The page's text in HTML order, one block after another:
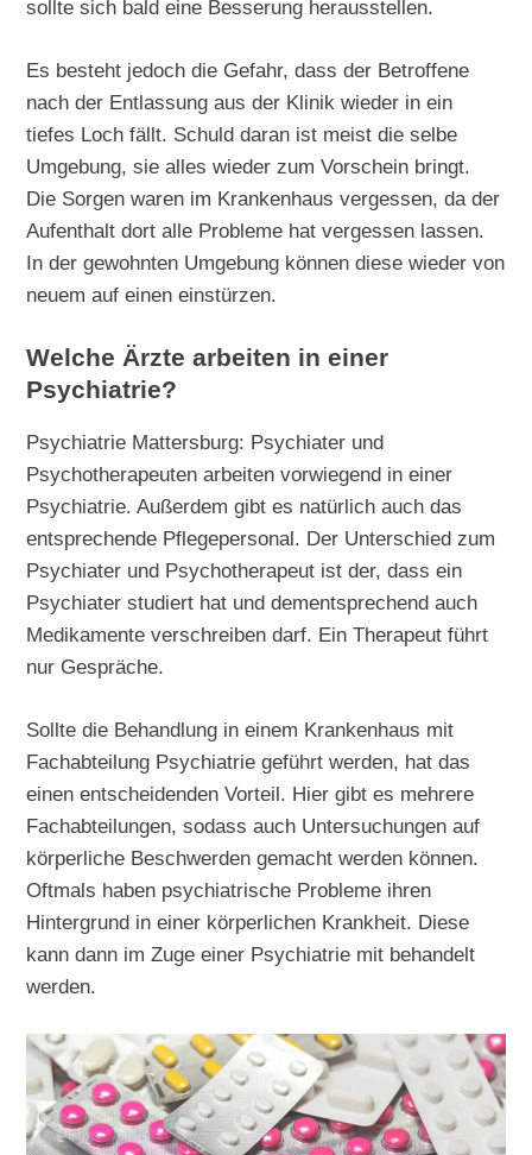
sollte sich bald eine Besserung herausstellen.
Es besteht jedoch die Gefahr, dass der Betroffene
nach der Entlassung aus der Klinik wieder in ein
tiefes Loch fällt. Schuld daran ist meist die selbe
Umgebung, sie alles wieder zum Vorschein bringt.
Die Sorgen waren im Krankenhaus vergessen, da der
Aufenthalt dort alle Probleme hat vergessen lassen.
In der gewohnten Umgebung können diese wieder von
neuem auf einen einstürzen.
Welche Ärzte arbeiten in einer
Psychiatrie?
Psychiatrie Mattersburg: Psychiater und
Psychotherapeuten arbeiten vorwiegend in einer
Psychiatrie. Außerdem gibt es natürlich auch das
entsprechende Pflegepersonal. Der Unterschied zum
Psychiater und Psychotherapeut ist der, dass ein
Psychiater studiert hat und dementsprechend auch
Medikamente verschreiben darf. Ein Therapeut führt
nur Gespräche.
Sollte die Behandlung in einem Krankenhaus mit
Fachabteilung Psychiatrie geführt werden, hat das
einen entscheidenden Vorteil. Hier gibt es mehrere
Fachabteilungen, sodass auch Untersuchungen auf
körperliche Beschwerden gemacht werden können.
Oftmals haben psychiatrische Probleme ihren
Hintergrund in einer körperlichen Krankheit. Diese
kann dann im Zuge einer Psychiatrie mit behandelt
werden.